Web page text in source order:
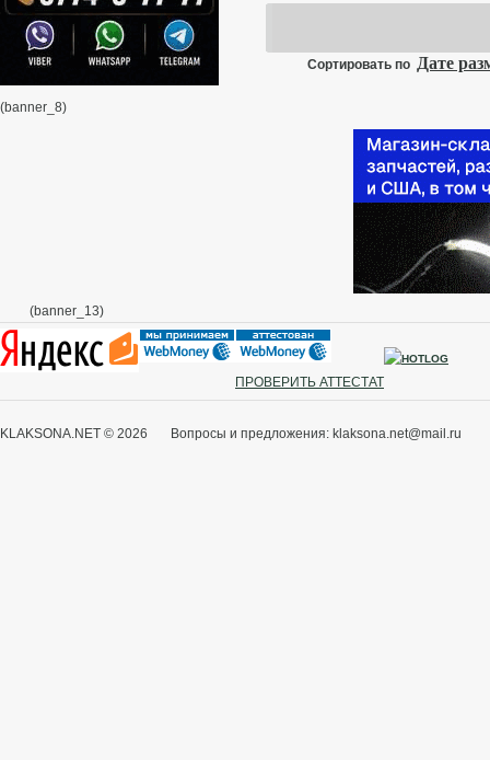
(banner_8)
Сортировать по Дате
(banner_13)
ПРОВЕРИТЬ АТТЕСТАТ
KLAKSONA.NET © 2026 Вопросы и предложения: klaksona.net@mail.ru